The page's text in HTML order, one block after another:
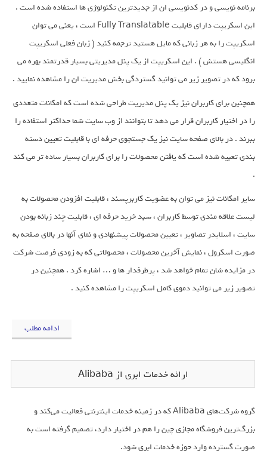
برنامه نویسی و در کدنویسی ان از جدیدترین تکنولوژی ها استفاده شده است .
این اسکریپت دارای قابلیت Fully Translatable است ، یعنی می توان
اسکریپت را به هر زبانی که مایل هستید ترجمه کنید ( زبان فعلی اسکریپت
انگلیسی هستش ) . این اسکریپت از یک پنل مدیریتی بسیار قدرتمند بهره می
برود که در تصویر زیر می توانید گستردگی بخش مدیریت ان را مشاهده نمایید .
همچنین برای کاربران نیز یک پنل مدیریت طراحی شده است که امکانات متعددی
را در اختیار کاربران قرار می دهد تا بتوانند از وب سایت شما حداکثر استفاده را
ببرند . در بالای صفحه سایت نیز یک جستجوی حرفه ای با قابلیت تعیین دسته
بندی تعبیه شده است که یافتن محصولات را برای کاربران بسیار ساده تر می کند
.
سایر امکانات نیز می توان به عضویت کاربرپسند ، قابلیت افزودن محصولات به
لیست علاقه مندی توسط کاربران ، سبد خرید حرفه ای ، قابلیت چند زبانه بودن
سایت ، اسلایدر تصاویر ، تعیین محصولات پیشنهادی و نمای آنها در بالای صفحه به
صورت اسکرول ، نمایش آخرین محصولات ، محصولاتی که به زودی فرصت شرکت
در مزایده شان تمام خواهد شد ، پرطرفدار ها و … اشاره کرد . همچنین در
تصویر زیر می توانید دموی کامل اسکریپت را مشاهده کنید .
ادامه مطلب
ارائه خدمات ابری از Alibaba
گروه شرکت‌های Alibaba که در زمینه خدمات اینترنتی فعالیت می‌کند و
بزرگ‌ترین فروشگاه مجازی چین را هم در اختیار دارد، تصمیم گرفته است به
صورت گسترده وارد حوزه خدمات ابری شود.